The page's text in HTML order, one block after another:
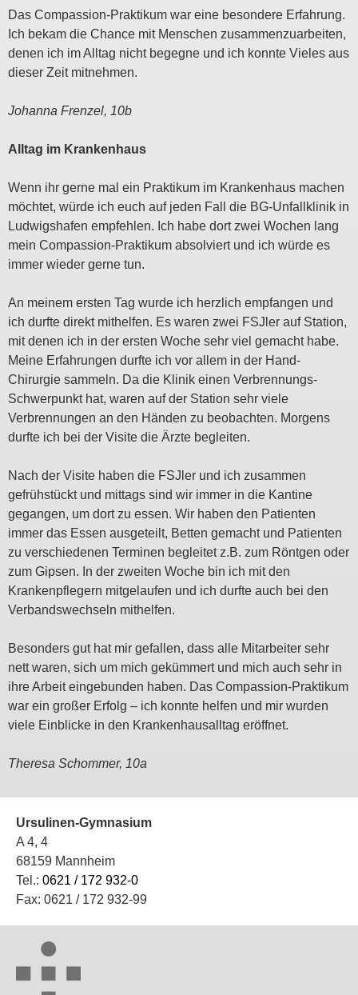
Das Compassion-Praktikum war eine besondere Erfahrung.
Ich bekam die Chance mit Menschen zusammenzuarbeiten,
denen ich im Alltag nicht begegne und ich konnte Vieles aus
dieser Zeit mitnehmen.
Johanna Frenzel, 10b
Alltag im Krankenhaus
Wenn ihr gerne mal ein Praktikum im Krankenhaus machen
möchtet, würde ich euch auf jeden Fall die BG-Unfallklinik in
Ludwigshafen empfehlen. Ich habe dort zwei Wochen lang
mein Compassion-Praktikum absolviert und ich würde es
immer wieder gerne tun.
An meinem ersten Tag wurde ich herzlich empfangen und
ich durfte direkt mithelfen. Es waren zwei FSJler auf Station,
mit denen ich in der ersten Woche sehr viel gemacht habe.
Meine Erfahrungen durfte ich vor allem in der Hand-
Chirurgie sammeln. Da die Klinik einen Verbrennungs-
Schwerpunkt hat, waren auf der Station sehr viele
Verbrennungen an den Händen zu beobachten. Morgens
durfte ich bei der Visite die Ärzte begleiten.
Nach der Visite haben die FSJler und ich zusammen
gefrühstückt und mittags sind wir immer in die Kantine
gegangen, um dort zu essen. Wir haben den Patienten
immer das Essen ausgeteilt, Betten gemacht und Patienten
zu verschiedenen Terminen begleitet z.B. zum Röntgen oder
zum Gipsen. In der zweiten Woche bin ich mit den
Krankenpflegern mitgelaufen und ich durfte auch bei den
Verbandswechseln mithelfen.
Besonders gut hat mir gefallen, dass alle Mitarbeiter sehr
nett waren, sich um mich gekümmert und mich auch sehr in
ihre Arbeit eingebunden haben. Das Compassion-Praktikum
war ein großer Erfolg – ich konnte helfen und mir wurden
viele Einblicke in den Krankenhausalltag eröffnet.
Theresa Schommer, 10a
Ursulinen-Gymnasium
A 4, 4
68159 Mannheim
Tel.: 0621 / 172 932-0
Fax: 0621 / 172 932-99